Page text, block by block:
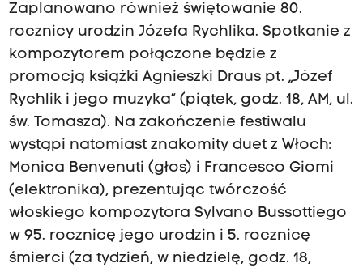
Zaplanowano również świętowanie 80.
rocznicy urodzin Józefa Rychlika. Spotkanie z
kompozytorem połączone będzie z
promocją książki Agnieszki Draus pt. „Józef
Rychlik i jego muzyka” (piątek, godz. 18, AM, ul.
św. Tomasza). Na zakończenie festiwalu
wystąpi natomiast znakomity duet z Włoch:
Monica Benvenuti (głos) i Francesco Giomi
(elektronika), prezentując twórczość
włoskiego kompozytora Sylvano Bussottiego
w 95. rocznicę jego urodzin i 5. rocznicę
śmierci (za tydzień, w niedzielę, godz. 18,